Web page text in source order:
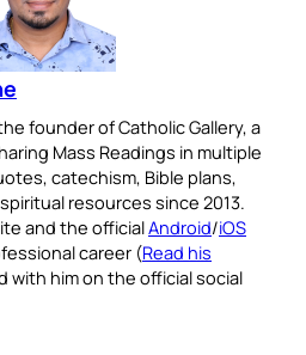
founder of Catholic Gallery, a
Mass Readings in multiple
catechism, Bible plans,
resources since 2013.
and the officialAndroid/iOS
career (Read his
with him on the official social